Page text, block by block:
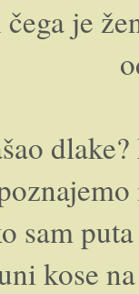
je
sam
kose